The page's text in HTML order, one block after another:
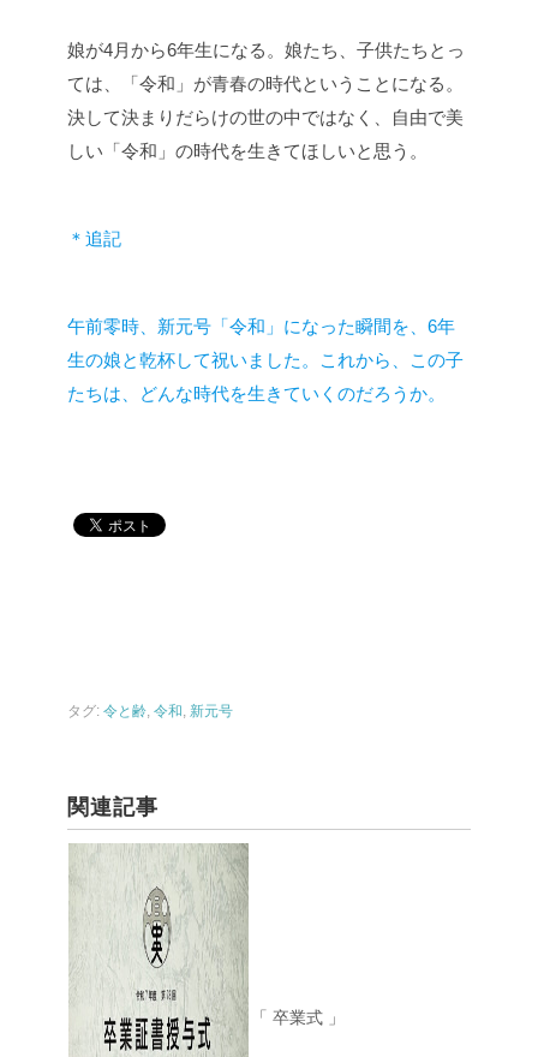
娘が4月から6年生になる。娘たち、子供たちとっ
ては、「令和」が青春の時代ということになる。
決して決まりだらけの世の中ではなく、自由で美
しい「令和」の時代を生きてほしいと思う。
＊追記
午前零時、新元号「令和」になった瞬間を、6年
生の娘と乾杯して祝いました。これから、この子
たちは、どんな時代を生きていくのだろうか。
タグ: 令と齢, 令和, 新元号
関連記事
「 卒業式 」